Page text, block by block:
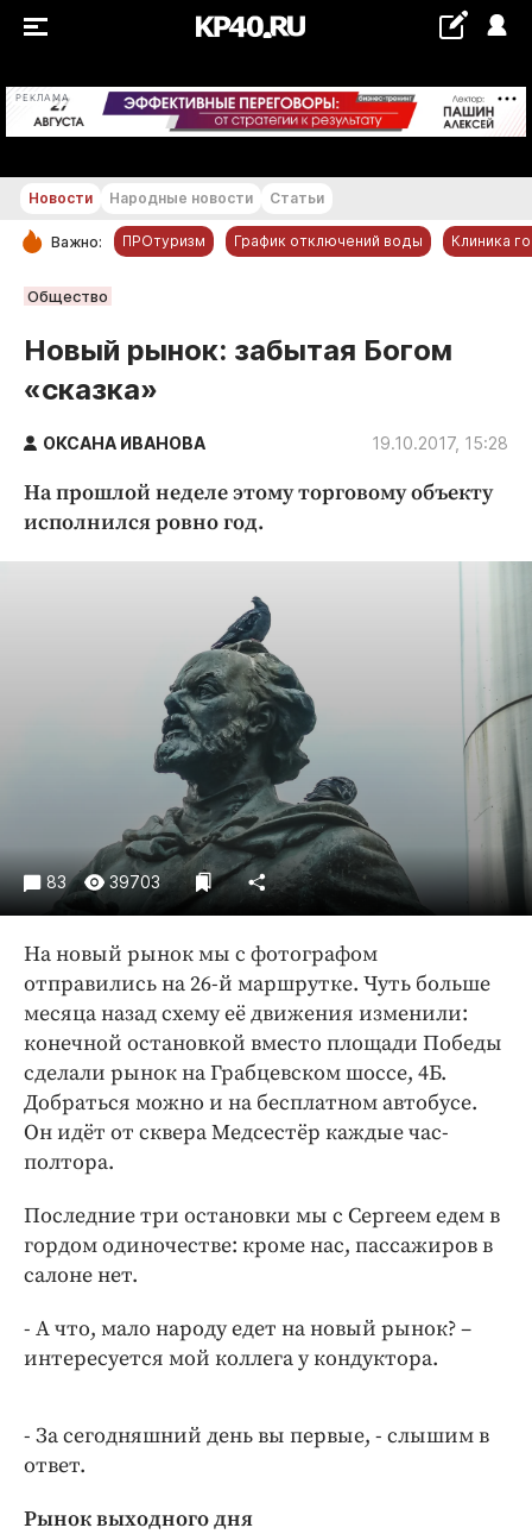
РЕКЛАМА +23...+24 °С
РУБРИКИ
Обнинск
Новости компаний
Статьи
Народные новости
Авто и транспорт
Благоустройство
Недвижимость и ЖКХ
Образование
Общество
Праздники
Происшествия
Спорт
Экономика и бизнес
ПРОЕКТЫ
Блоги
Медиаперсона
Интересное чтиво
Клиника года
Бренд года
Работодатель года
Новости Народные новости Статьи
Важно: ПРОтуризм График отключений воды Клиника
Общество
Новый рынок: забытая Богом
«сказка»
ОКСАНА ИВАНОВА 19.10.2017, 15:28
На прошлой неделе этому торговому объекту
исполнился ровно год.
83 39703
На новый рынок мы с фотографом
отправились на 26-й маршрутке. Чуть больше
месяца назад схему её движения изменили:
конечной остановкой вместо площади Победы
сделали рынок на Грабцевском шоссе, 4Б.
Добраться можно и на бесплатном автобусе.
Он идёт от сквера Медсестёр каждые час-
полтора.
Последние три остановки мы с Сергеем едем в
гордом одиночестве: кроме нас, пассажиров в
салоне нет.
- А что, мало народу едет на новый рынок? –
интересуется мой коллега у кондуктора.
- За сегодняшний день вы первые, - слышим в
ответ.
Рынок выходного дня